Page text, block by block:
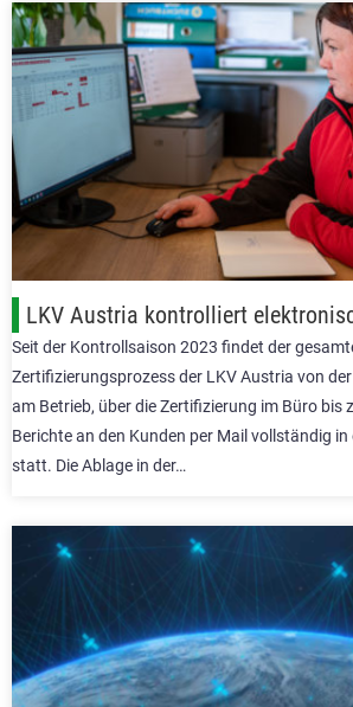
LKV Austria kontrolliert
Seit der Kontrollsaison 2023 findet der
Zertifizierungsprozess der LKV Austria von
am Betrieb, über die Zertifizierung im Büro bis
Berichte an den Kunden per Mail vollständig
statt. Die Ablage in der…